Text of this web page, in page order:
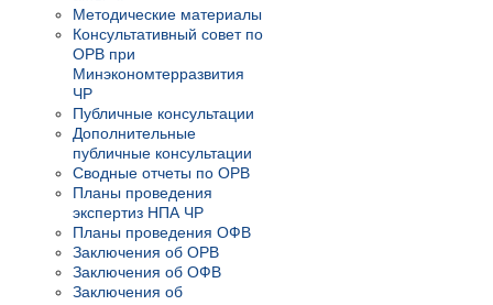
Методические материалы
Консультативный совет по
ОРВ при
Минэкономтерразвития
ЧР
Публичные консультации
Дополнительные
публичные консультации
Сводные отчеты по ОРВ
Планы проведения
экспертиз НПА ЧР
Планы проведения ОФВ
Заключения об ОРВ
Заключения об ОФВ
Заключения об